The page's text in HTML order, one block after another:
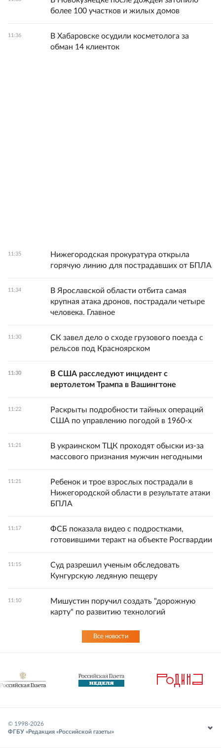
более 100 участков и жилых домов
11:36
В Хабаровске осудили косметолога за
обман 14 клиенток
11:35
Нижегородская прокуратура открыла
горячую линию для пострадавших от БПЛА
11:34
В Ярославской области отбита самая
крупная атака дронов, пострадали четыре
человека. Главное
11:30
СК завел дело о сходе грузового поезда с
рельсов под Красноярском
11:30
В США расследуют инцидент с
вертолетом Трампа в Вашингтоне
11:22
Раскрыты подробности тайных операций
США по управлению погодой в 1960-х
11:21
В украинском ТЦК проходят обыски из-за
массового признания мужчин негодными
11:21
Ребенок и трое взрослых пострадали в
Нижегородской области в результате атаки
БПЛА
11:17
ФСБ показала видео с подростками,
готовившими теракт на объекте Росгвардии
11:15
Суд разрешил ученым обследовать
Кунгурскую ледяную пещеру
11:10
Мишустин поручил создать "дорожную
карту" по развитию технологий
Все новости
© 1998-2026
ФГБУ «Редакция «Российской газеты»